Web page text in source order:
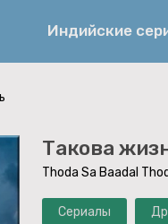
Индийские
История
Документальные
Спортивные
Такова
Thoda Sa Baadal
Сериалы